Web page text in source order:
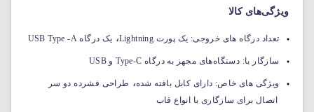
ویژگی‌های کالا
تعداد درگاه های خروجی: یک پورت Lightning ، یک درگاه USB Type -A
سازگار با: دستگاه‌های مجهز به درگاه Type-C و USB
ویژگی های خاص: دارای کابل بافته شده، طراحی فشرده دو سر
اتصال برای سازگاری با انواع قاب